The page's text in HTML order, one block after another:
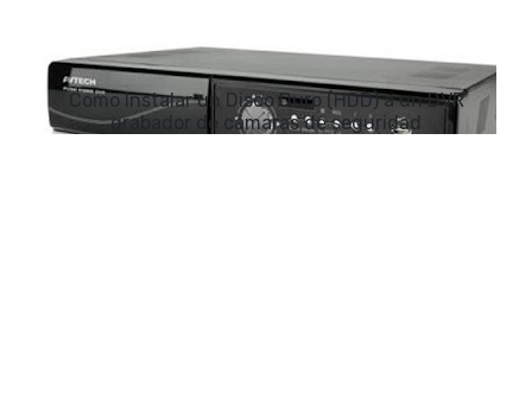
Como Instalar un Disco Duro (HDD) a un DVR
grabador de cámaras de seguridad